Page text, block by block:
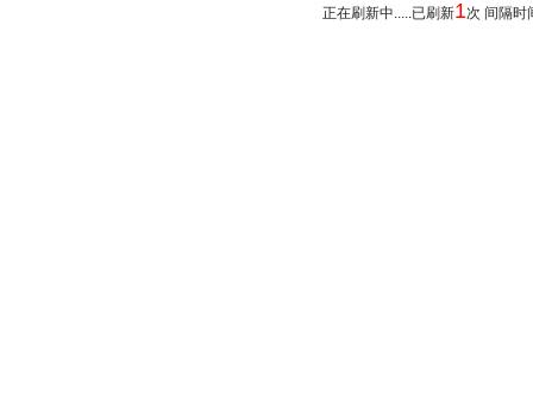
正在刷新中.....已刷新1次 间隔时